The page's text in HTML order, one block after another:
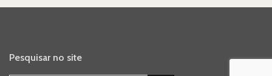
Pesquisar no site